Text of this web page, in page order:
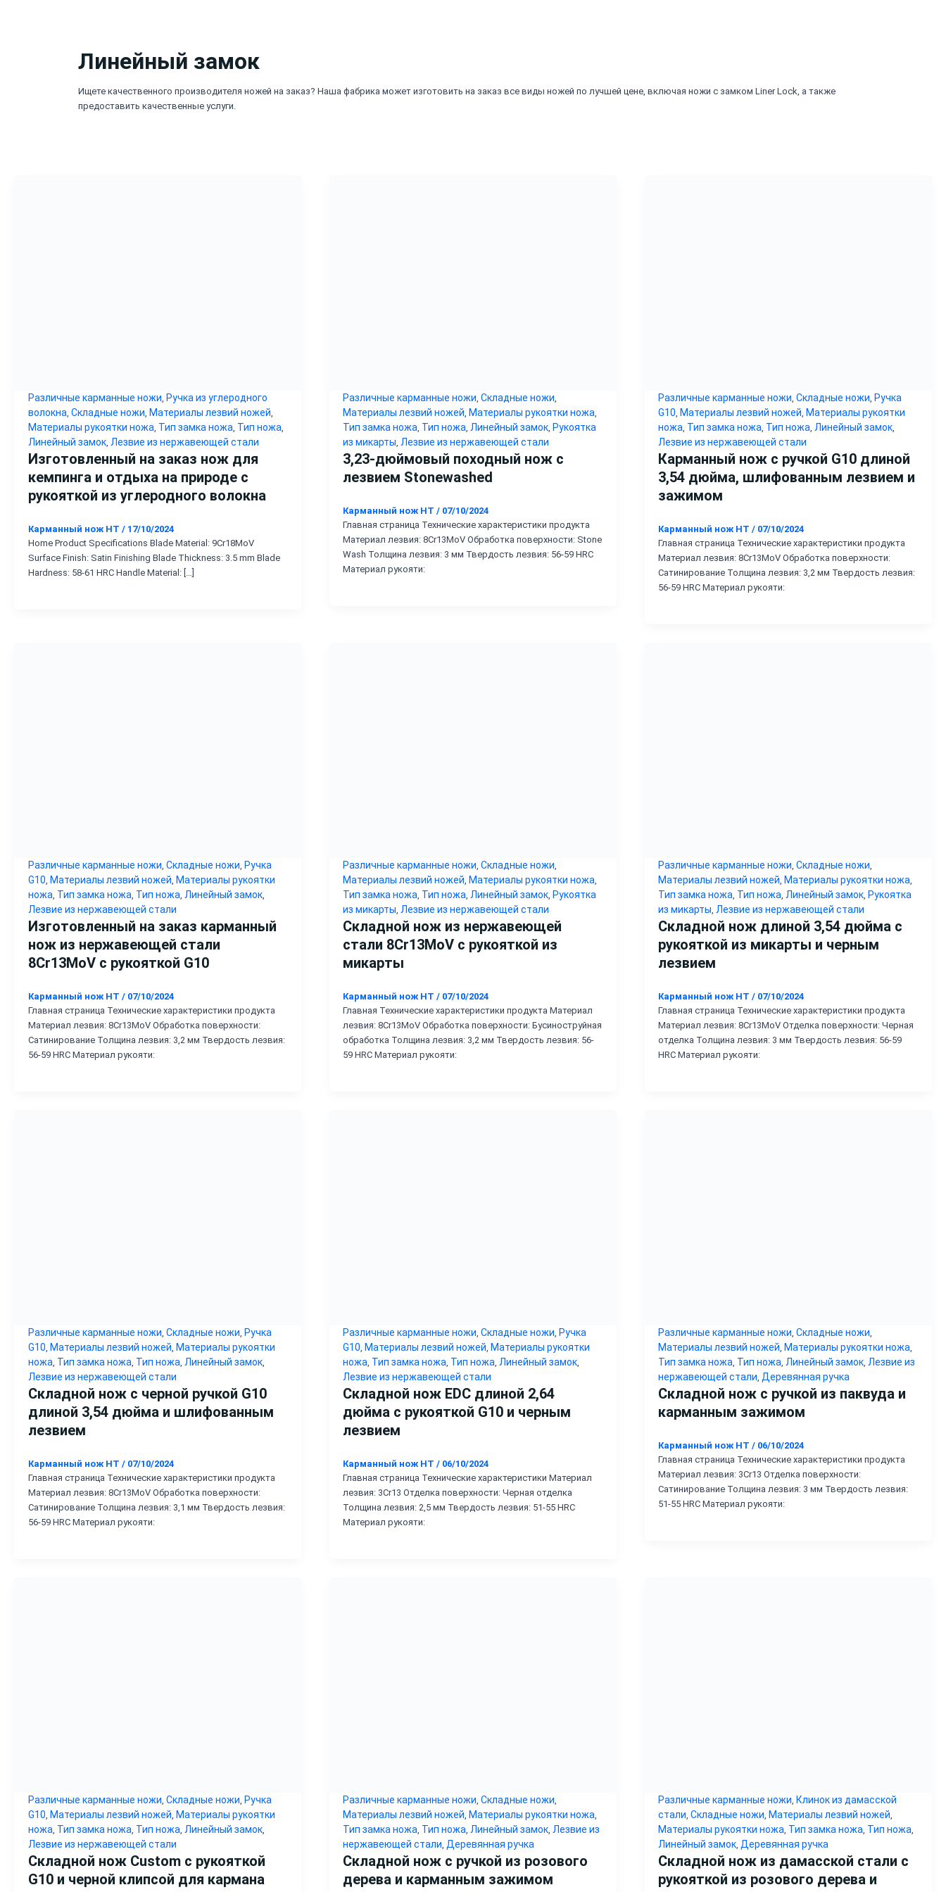
Линейный замок
Ищете качественного производителя ножей на заказ? Наша фабрика может изготовить на заказ все виды ножей по лучшей цене, включая ножи с замком Liner Lock, а также
предоставить качественные услуги.
Различные карманные ножи Ручка из углеродного
волокна Складные ножи Материалы лезвий ножей
Материалы рукоятки ножа Тип замка ножа Тип ножа
Линейный замок, Лезвие из нержавеющей стали
Изготовленный на заказ нож для
кемпинга и отдыха на природе с
рукояткой из углеродного волокна
Карманный нож HT / 17/10/2024
Home Product Specifications Blade Material: 9Cr18MoV
Surface Finish: Satin Finishing Blade Thickness: 3.5 mm Blade
Hardness: 58-61 HRC Handle Material: […]
Различные карманные ножи ,Складные ножи
Материалы лезвий ножей Материалы рукоятки ножа
Тип замка ножа Тип ножа Линейный замок Рукоятка
из микарты Лезвие из нержавеющей стали
3,23-дюймовый походный нож с
лезвием Stonewashed
Карманный нож HT/ 07/10/2024
Главная страница Технические характеристики продукта
Материал лезвия: 8Cr13MoV Обработка поверхности: Stone
Wash Толщина лезвия: 3 мм Твердость лезвия: 56-59 HRC
Материал рукояти:
Различные карманные ножи ,Складные ножи Ручка
G10 Материалы лезвий ножей Материалы рукоятки
ножа Тип замка ножа Тип ножа Линейный замок
Лезвие из нержавеющей стали
Карманный нож с ручкой G10 длиной
3,54 дюйма, шлифованным лезвием и
зажимом
Карманный нож HT/ 07/10/2024
Главная страница Технические характеристики продукта
Материал лезвия: 8Cr13MoV Обработка поверхности:
Сатинирование Толщина лезвия: 3,2 мм Твердость лезвия:
56-59 HRC Материал рукояти:
Различные карманные ножи Складные ножи Ручка
G10 Материалы лезвий ножей Материалы рукоятки
ножа Тип замка ножа Тип ножа Линейный замок,
Лезвие из нержавеющей стали
Изготовленный на заказ карманный
нож из нержавеющей стали
8Cr13MoV с рукояткой G10
Карманный нож HT / 07/10/2024
Главная страница Технические характеристики продукта
Материал лезвия: 8Cr13MoV Обработка поверхности:
Сатинирование Толщина лезвия: 3,2 мм Твердость лезвия:
56-59 HRC Материал рукояти:
Различные карманные ножи ,Складные ножи
Материалы лезвий ножей Материалы рукоятки ножа
Тип замка ножа Тип ножа Линейный замок Рукоятка
из микарты Лезвие из нержавеющей стали
Складной нож из нержавеющей
стали 8Cr13MoV с рукояткой из
микарты
Карманный нож HT/ 07/10/2024
Главная Технические характеристики продукта Материал
лезвия: 8Cr13MoV Обработка поверхности: Бусиноструйная
обработка Толщина лезвия: 3,2 мм Твердость лезвия: 56-
59 HRC Материал рукояти:
Различные карманные ножи ,Складные ножи
Материалы лезвий ножей Материалы рукоятки ножа
Тип замка ножа Тип ножа Линейный замок Рукоятка
из микарты Лезвие из нержавеющей стали
Складной нож длиной 3,54 дюйма с
рукояткой из микарты и черным
лезвием
Карманный нож HT/ 07/10/2024
Главная страница Технические характеристики продукта
Материал лезвия: 8Cr13MoV Отделка поверхности: Черная
отделка Толщина лезвия: 3 мм Твердость лезвия: 56-59
HRC Материал рукояти:
Различные карманные ножи, Складные ножи, Ручка
G10, Материалы лезвий ножей, Материалы рукоятки
ножа, Тип замка ножа, Тип ножа, Линейный замок,
Лезвие из нержавеющей стали
Складной нож с черной ручкой G10
длиной 3,54 дюйма и шлифованным
лезвием
Карманный нож HT / 07/10/2024
Главная страница Технические характеристики продукта
Материал лезвия: 8Cr13MoV Обработка поверхности:
Сатинирование Толщина лезвия: 3,1 мм Твердость лезвия:
56-59 HRC Материал рукояти:
Различные карманные ножи,Складные ножи, Ручка
G10, Материалы лезвий ножей, Материалы рукоятки
ножа, Тип замка ножа, Тип ножа,Линейный замок,
Лезвие из нержавеющей стали
Складной нож EDC длиной 2,64
дюйма с рукояткой G10 и черным
лезвием
Карманный нож HT/ 06/10/2024
Главная страница Технические характеристики Материал
лезвия: 3Cr13 Отделка поверхности: Черная отделка
Толщина лезвия: 2,5 мм Твердость лезвия: 51-55 HRC
Материал рукояти:
Различные карманные ножи,Складные ножи,
Материалы лезвий ножей, Материалы рукоятки ножа,
Тип замка ножа, Тип ножа,Линейный замок,Лезвие из
нержавеющей стали,Деревянная ручка
Складной нож с ручкой из паквуда и
карманным зажимом
Карманный нож HT/ 06/10/2024
Главная страница Технические характеристики продукта
Материал лезвия: 3Cr13 Отделка поверхности:
Сатинирование Толщина лезвия: 3 мм Твердость лезвия:
51-55 HRC Материал рукояти:
Различные карманные ножи, Складные ножи, Ручка
G10, Материалы лезвий ножей, Материалы рукоятки
ножа, Тип замка ножа, Тип ножа, Линейный замок,
Лезвие из нержавеющей стали
Складной нож Custom с рукояткой
G10 и черной клипсой для кармана
Различные карманные ножи,Складные ножи,
Материалы лезвий ножей, Материалы рукоятки ножа,
Тип замка ножа, Тип ножа,Линейный замок,Лезвие из
нержавеющей стали,Деревянная ручка
Складной нож с ручкой из розового
дерева и карманным зажимом
Различные карманные ножи, Клинок из дамасской
стали,Складные ножи, Материалы лезвий ножей,
Материалы рукоятки ножа, Тип замка ножа, Тип ножа,
Линейный замок,Деревянная ручка
Складной нож из дамасской стали с
рукояткой из розового дерева и